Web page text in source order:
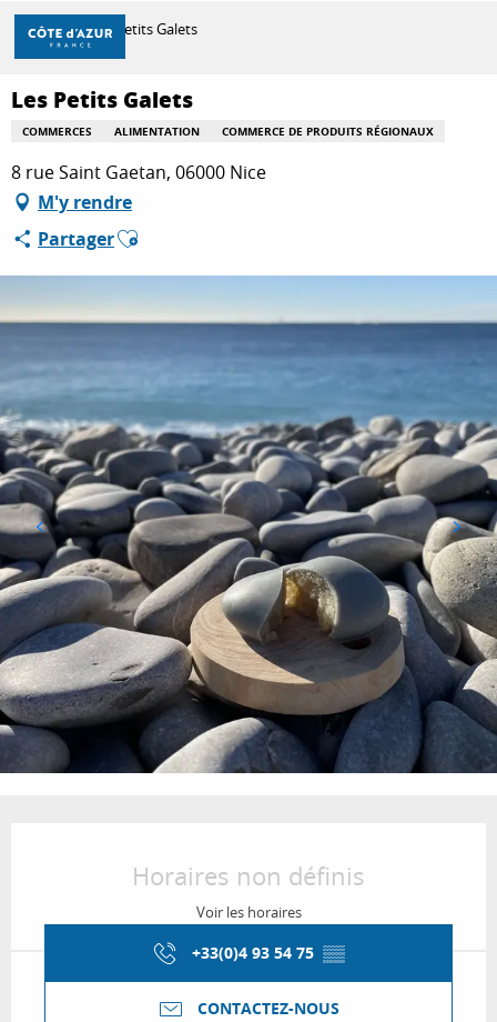
Aller
contenu
principal
DÉCOUVRIR
À FAIRE
SÉJOURNER
Accueil Les Petits Galets
Les Petits Galets
COMMERCES ALIMENTATION COMMERCE DE PRODUITS RÉGIONAUX
8 rue Saint Gaetan, 06000 Nice
M'y rendre
PartagerAjouter aux favoris
Horaires non définis
Voir les horaires
+33(0)4 93 54 75 ▒▒
CONTACTEZ-NOUS